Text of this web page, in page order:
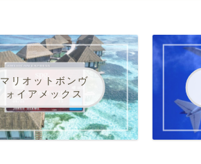
マリオットボンヴ
ォイアメックス